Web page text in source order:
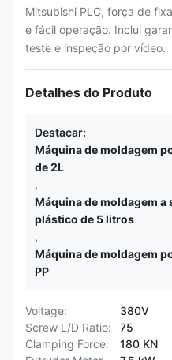
Mitsubishi PLC, força de
e fácil operação. Inclui
teste e inspeção por vídeo.
Detalhes do Produto
Destacar:
Máquina de moldagem
de 2L
,
Máquina de moldagem a
plástico de 5 litros
,
Máquina de moldagem
PP
Voltage:
380V
Screw L/D Ratio:
75
Clamping Force:
180 KN